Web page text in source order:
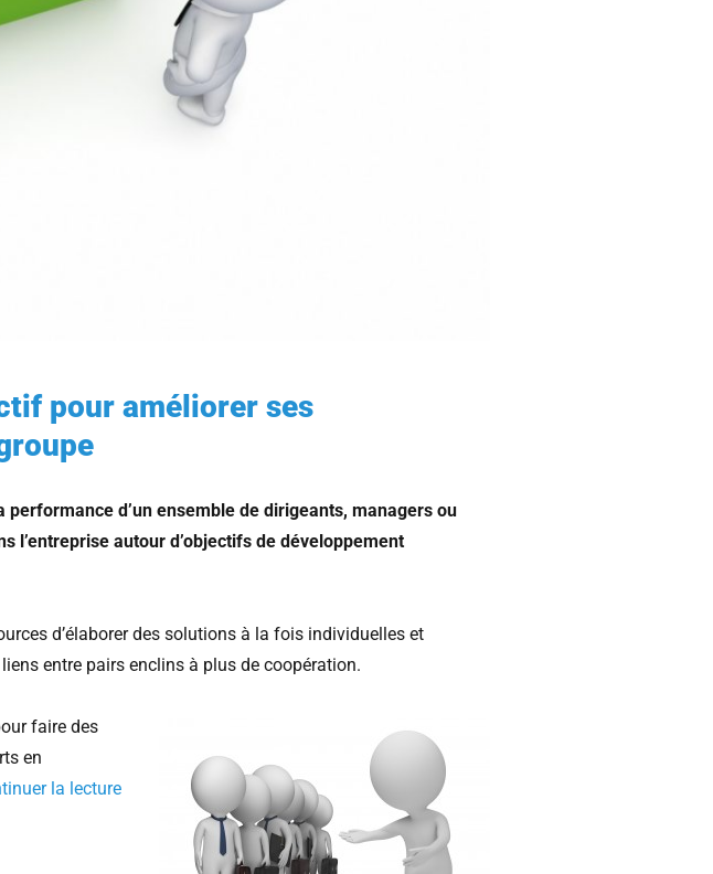
pour améliorer ses
d’un ensemble de dirigeants, managers ou
l’entreprise autour d’objectifs de développement
d’élaborer des solutions à la fois individuelles et
entre pairs enclins à plus de coopération.
faire des
en
la lecture